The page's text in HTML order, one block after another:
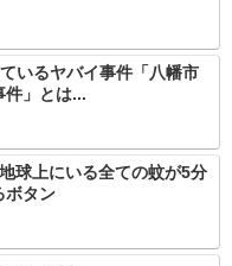
いるヤバイ事件「八幡市
件」とは...
球上にいる全ての蚊が5分
ボタン